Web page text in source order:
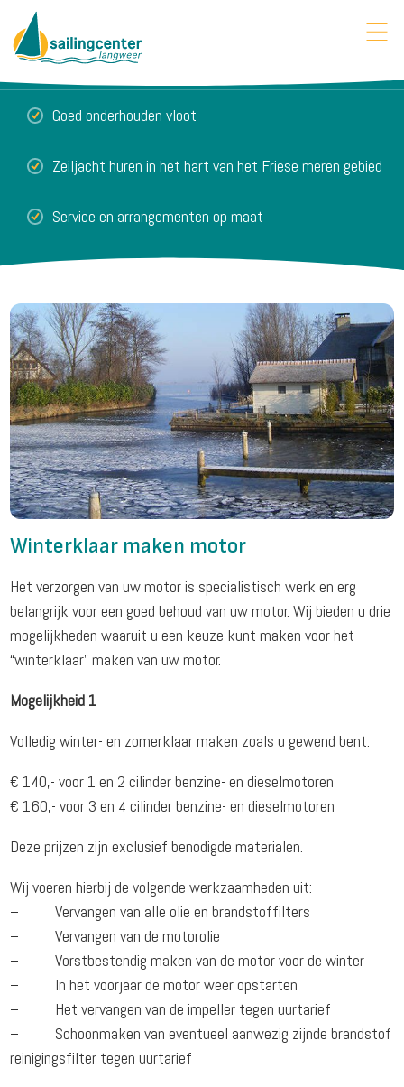
Goed onderhouden vloot
Zeiljacht huren in het hart van het Friese meren gebied
Service en arrangementen op maat
Winterklaar maken motor
Het verzorgen van uw motor is specialistisch werk en erg
belangrijk voor een goed behoud van uw motor. Wij bieden u drie
mogelijkheden waaruit u een keuze kunt maken voor het
“winterklaar” maken van uw motor.
Mogelijkheid 1
Volledig winter- en zomerklaar maken zoals u gewend bent.
€ 140,- voor 1 en 2 cilinder benzine- en dieselmotoren
€ 160,- voor 3 en 4 cilinder benzine- en dieselmotoren
Deze prijzen zijn exclusief benodigde materialen.
Wij voeren hierbij de volgende werkzaamheden uit:
– Vervangen van alle olie en brandstoffilters
– Vervangen van de motorolie
– Vorstbestendig maken van de motor voor de winter
– In het voorjaar de motor weer opstarten
– Het vervangen van de impeller tegen uurtarief
– Schoonmaken van eventueel aanwezig zijnde brandstof
reinigingsfilter tegen uurtarief